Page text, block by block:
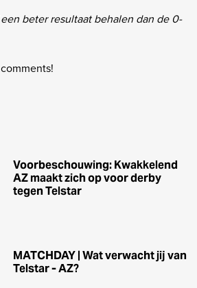
beter resultaat behalen dan de 0-
Voorbeschouwing: Kwakkelend
AZ maakt zich op voor derby
tegen Telstar
MATCHDAY | Wat verwacht jij van
Telstar - AZ?